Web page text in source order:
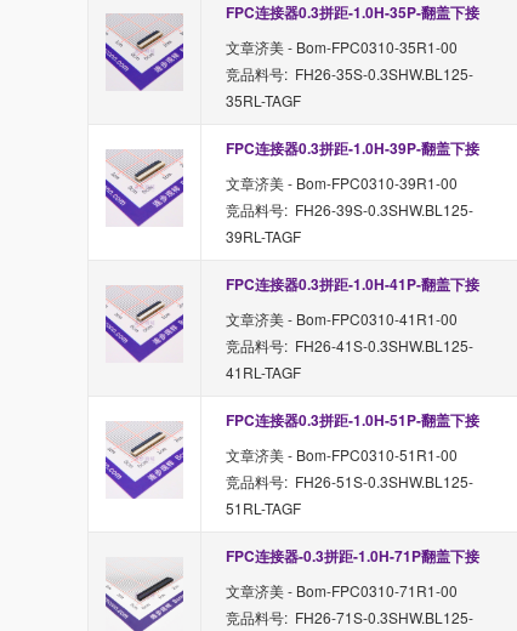
FPC连接器0.3拼距-1.0H-35P-翻盖下接
文章济美 - Bom-FPC0310-35R1-00
竞品料号: FH26-35S-0.3SHW.BL125-
35RL-TAGF
FPC连接器0.3拼距-1.0H-39P-翻盖下接
文章济美 - Bom-FPC0310-39R1-00
竞品料号: FH26-39S-0.3SHW.BL125-
39RL-TAGF
FPC连接器0.3拼距-1.0H-41P-翻盖下接
文章济美 - Bom-FPC0310-41R1-00
竞品料号: FH26-41S-0.3SHW.BL125-
41RL-TAGF
FPC连接器0.3拼距-1.0H-51P-翻盖下接
文章济美 - Bom-FPC0310-51R1-00
竞品料号: FH26-51S-0.3SHW.BL125-
51RL-TAGF
FPC连接器-0.3拼距-1.0H-71P翻盖下接
文章济美 - Bom-FPC0310-71R1-00
竞品料号: FH26-71S-0.3SHW.BL125-